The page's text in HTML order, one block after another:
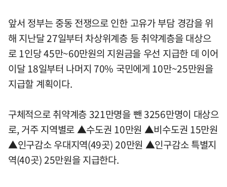
앞서 정부는 중동 전쟁으로 인한 고유가 부담 경감을 위
해 지난달 27일부터 차상위계층 등 취약계층을 대상으
로 1인당 45만~60만원의 지원금을 우선 지급한 데 이어
이달 18일부터 나머지 70% 국민에게 10만~25만원을
지급할 계획이다.
구체적으로 취약계층 321만명을 뺀 3256만명이 대상으
로, 거주 지역별로 ▲수도권 10만원 ▲비수도권 15만원
▲인구감소 우대지역(49곳) 20만원 ▲인구감소 특별지
역(40곳) 25만원을 지급한다.